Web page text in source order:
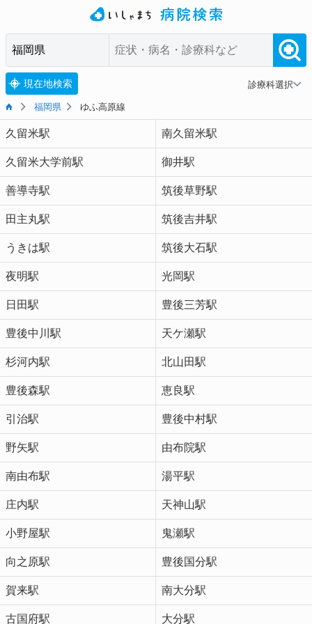
現在地検索 診療科選択
福岡県 ゆふ高原線
久留米駅 南久留米駅
久留米大学前駅 御井駅
善導寺駅 筑後草野駅
田主丸駅 筑後吉井駅
うきは駅 筑後大石駅
夜明駅 光岡駅
日田駅 豊後三芳駅
豊後中川駅 天ケ瀬駅
杉河内駅 北山田駅
豊後森駅 恵良駅
引治駅 豊後中村駅
野矢駅 由布院駅
南由布駅 湯平駅
庄内駅 天神山駅
小野屋駅 鬼瀬駅
向之原駅 豊後国分駅
賀来駅 南大分駅
古国府駅 大分駅